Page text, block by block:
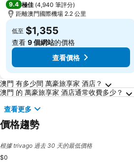
9.4 極佳 (4,940 筆評分)
距離澳門國際機場 2.2 公里
低至 $1,355
查看 9 個網站的價格
查看價格
關於澳門的常見問答
澳門 有多少間 萬豪旅享家 酒店？
澳門 的 萬豪旅享家 酒店通常收費多少？
查看更多
價格趨勢
根據 trivago 過去 30 天的最低價格
$0